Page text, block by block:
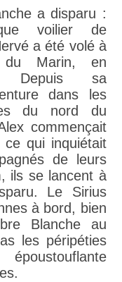
a disparu :
voilier de
a été volé à
du Marin, en
Depuis sa
dans les
du nord du
commençait
ce qui inquiétait
de leurs
ils se lancent à
Le Sirius
à bord, bien
Blanche au
les péripéties